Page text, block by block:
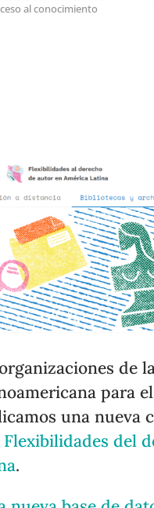
al conocimiento
de
para
una nueva
Flexibilidades del
.